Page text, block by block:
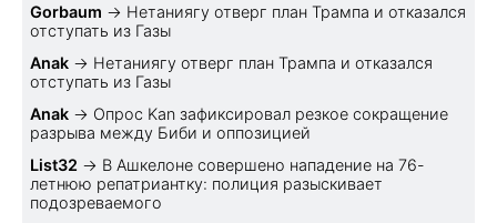
Gorbaum → Нетаниягу отверг план Трампа и отказался
отступать из Газы
Anak → Нетаниягу отверг план Трампа и отказался
отступать из Газы
Anak → Опрос Kan зафиксировал резкое сокращение
разрыва между Биби и оппозицией
List32 → В Ашкелоне совершено нападение на 76-
летнюю репатриантку: полиция разыскивает
подозреваемого